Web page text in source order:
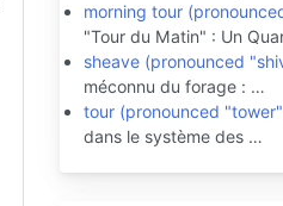
morning tour
"Tour du Matin" : Un
sheave (pronounced
méconnu du forage : …
tour (pronounced
dans le système des …